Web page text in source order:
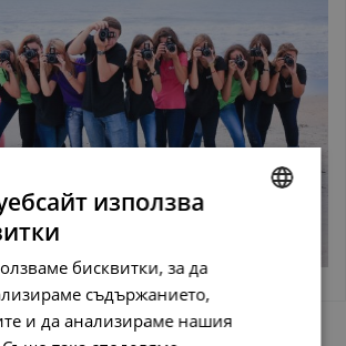
използва
бисквитки, за да
съдържанието,
и да анализираме нашия